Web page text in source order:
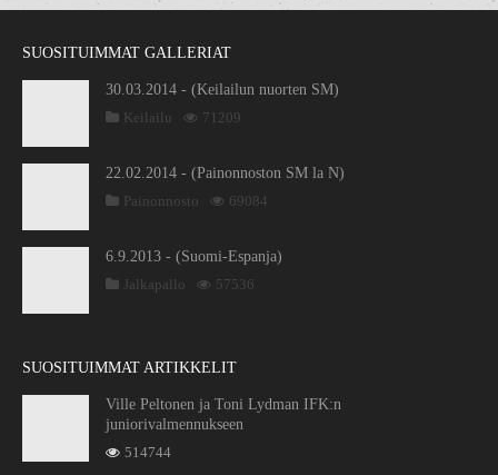
SUOSITUIMMAT GALLERIAT
30.03.2014 - (Keilailun nuorten SM)
Keilailu
71209
22.02.2014 - (Painonnoston SM la N)
Painonnosto
69084
6.9.2013 - (Suomi-Espanja)
Jalkapallo
57536
SUOSITUIMMAT ARTIKKELIT
Ville Peltonen ja Toni Lydman IFK:n
juniorivalmennukseen
514744